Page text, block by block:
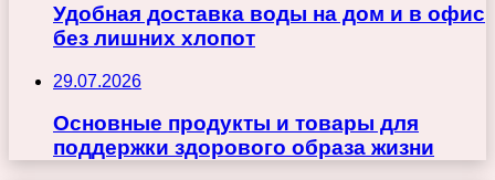
Удобная доставка воды на дом и в офис
без лишних хлопот
29.07.2026
Основные продукты и товары для
поддержки здорового образа жизни